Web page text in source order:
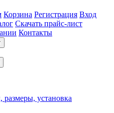
Корзина Регистрация Вход
Скачать прайс-лист
Контакты
установка